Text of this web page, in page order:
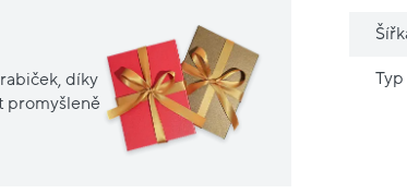
díky
promyšleně